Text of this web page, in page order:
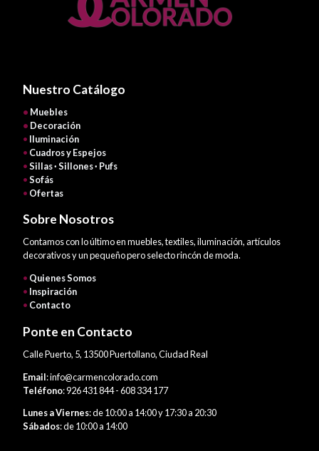
Nuestro Catálogo
• Muebles
• Decoración
• Iluminación
• Cuadros y Espejos
•Sillas · Sillones · Pufs
•Sofás
• Ofertas
Sobre Nosotros
Contamos con lo último en muebles, textiles, iluminación, artículos
decorativos y un pequeño pero selecto rincón de moda.
• Quienes Somos
• Inspiración
• Contacto
Ponte en Contacto
Calle Puerto, 5, 13500 Puertollano, Ciudad Real
Email: info@carmencolorado.com
Teléfono: 926 431 844 - 608 334 177
Lunes a Viernes: de 10:00 a 14:00 y 17:30 a 20:30
Sábados: de 10:00 a 14:00